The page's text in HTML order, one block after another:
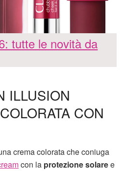
tutte le novità da
ILLUSION
CON
crema colorata che coniuga
con la protezione solaree